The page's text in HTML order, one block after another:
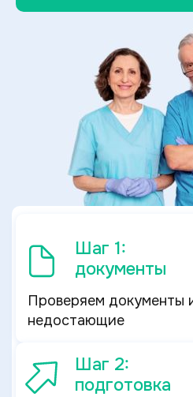
Шаг 1:
документы
Проверяем документы
недостающие
Шаг 2:
подготовка